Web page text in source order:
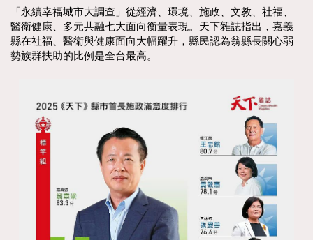
「永續幸福城市大調查」從經濟、環境、施政、文教、社福、
醫衛健康、多元共融七大面向衡量表現。天下雜誌指出，嘉義
縣在社福、醫衛與健康面向大幅躍升，縣民認為翁縣長關心弱
勢族群扶助的比例是全台最高。